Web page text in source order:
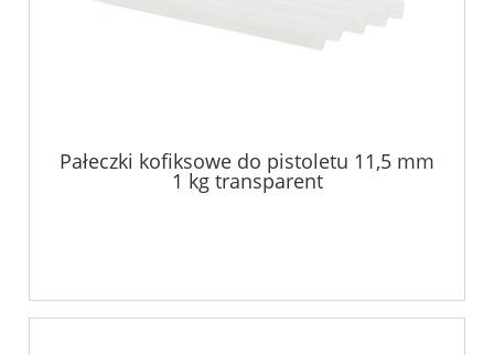
Pałeczki kofiksowe do pistoletu 11,5 mm
1 kg transparent